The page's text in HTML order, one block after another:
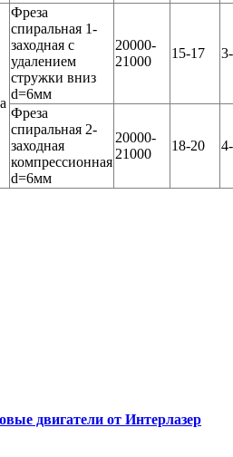
Фреза
спиральная 1-
заходная с
удалением
стружки вниз
d=6мм
20000-
21000
15-17
Фреза
спиральная 2-
заходная
компрессионная
d=6мм
20000-
21000
18-20
двигатели от Интерлазер